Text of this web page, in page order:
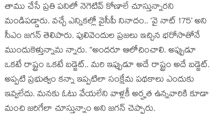
తాము చేసే ప్రతి పనిలో నెగెటివ్ కోణాలే చూస్తున్నారని
మండిపడ్డారు. వచ్చే ఎన్నికల్లో వైసీపీ నినాదం.. ‘వై నాట్‌ 175’ అని
సీఎం జగన్‌ తెలిపారు. పులివెందుల ప్రజలు ఇచ్చిన భరోసాతోనే
ముందుకెళ్తున్నామ న్నారు. “అందరూ ఆలోచించాలి. అప్పుడూ
ఒకటే రాష్ట్రం ఒకటే బడ్జెట్.. మరి ఇప్పుడూ అదే రాష్ట్రం అదే బడ్జెట్.
అప్పటి ప్రభుత్వం కన్నా ఇప్పటిలా సంక్షేమ పథకాలు ఎందుకు
ఇవ్వలేదు. మనకు ఓటు వేయలేని వాళ్లకీ అర్హత ఉన్నవారికి కూడా
మంచి జరిగేలా చూస్తున్నాం అని జ‌గ‌న్ చెప్పారు.